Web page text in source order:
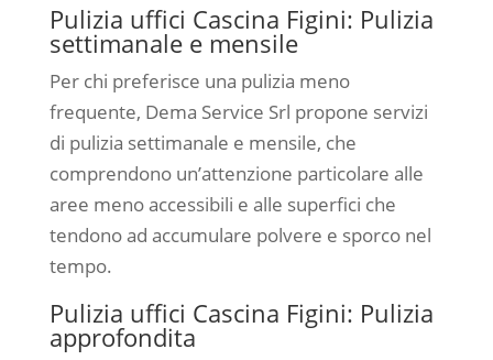
Pulizia uffici Cascina Figini: Pulizia
settimanale e mensile
Per chi preferisce una pulizia meno
frequente, Dema Service Srl propone servizi
di pulizia settimanale e mensile, che
comprendono un’attenzione particolare alle
aree meno accessibili e alle superfici che
tendono ad accumulare polvere e sporco nel
tempo.
Pulizia uffici Cascina Figini: Pulizia
approfondita